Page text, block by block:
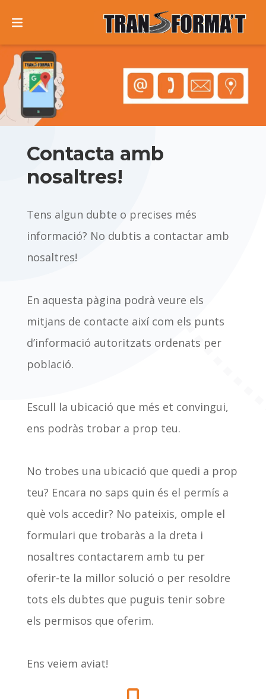
Transforma't
Inici
Vehicles
Formació
Formació
Formació
Aturats (FOAP)
Treballadors
a
Barberá del Vallès
a
Contacta amb
nosaltres!
Tens algun dubte o precises més
informació? No dubtis a contactar amb
nosaltres!
En aquesta pàgina podrà veure els
mitjans de contacte així com els punts
d’informació autoritzats ordenats per
població.
Escull la ubicació que més et convingui,
ens podràs trobar a prop teu.
No trobes una ubicació que quedi a prop
teu? Encara no saps quin és el permís a
què vols accedir? No pateixis, omple el
formulari que trobaràs a la dreta i
nosaltres contactarem amb tu per
oferir-te la millor solució o per resoldre
tots els dubtes que puguis tenir sobre
els permisos que oferim.
Ens veiem aviat!